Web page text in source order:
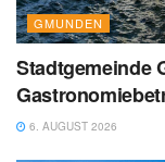
GMUNDEN
Stadtgemeinde
6. AUGUST 2026